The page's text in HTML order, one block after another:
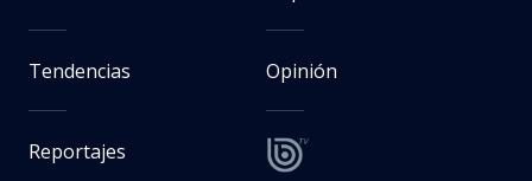
Tendencias Opinión
Reportajes